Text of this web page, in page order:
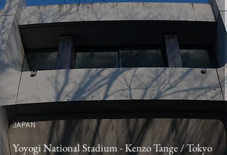
Yoyogi National Stadium - Kenzo Tange / Tokyo
JAPAN